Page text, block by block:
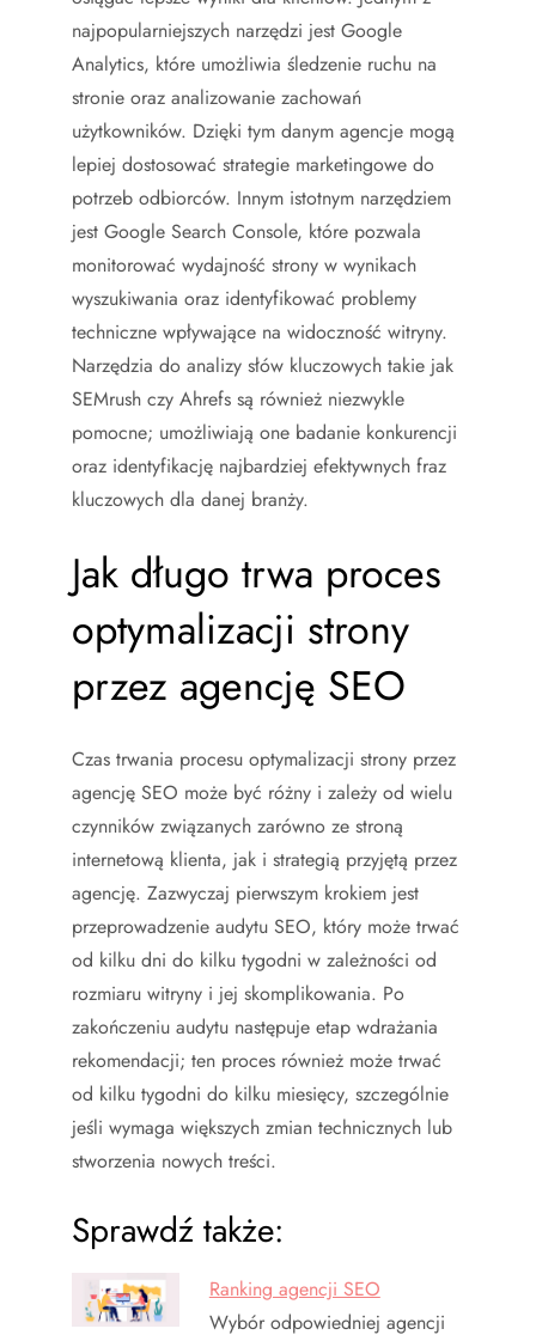
najpopularniejszych narzędzi jest Google
Analytics, które umożliwia śledzenie ruchu na
stronie oraz analizowanie zachowań
użytkowników. Dzięki tym danym agencje mogą
lepiej dostosować strategie marketingowe do
potrzeb odbiorców. Innym istotnym narzędziem
jest Google Search Console, które pozwala
monitorować wydajność strony w wynikach
wyszukiwania oraz identyfikować problemy
techniczne wpływające na widoczność witryny.
Narzędzia do analizy słów kluczowych takie jak
SEMrush czy Ahrefs są również niezwykle
pomocne; umożliwiają one badanie konkurencji
oraz identyfikację najbardziej efektywnych fraz
kluczowych dla danej branży.
Jak długo trwa proces
optymalizacji strony
przez agencję SEO
Czas trwania procesu optymalizacji strony przez
agencję SEO może być różny i zależy od wielu
czynników związanych zarówno ze stroną
internetową klienta, jak i strategią przyjętą przez
agencję. Zazwyczaj pierwszym krokiem jest
przeprowadzenie audytu SEO, który może trwać
od kilku dni do kilku tygodni w zależności od
rozmiaru witryny i jej skomplikowania. Po
zakończeniu audytu następuje etap wdrażania
rekomendacji; ten proces również może trwać
od kilku tygodni do kilku miesięcy, szczególnie
jeśli wymaga większych zmian technicznych lub
stworzenia nowych treści.
Sprawdź także:
Ranking agencji SEO
Wybór odpowiedniej agencji